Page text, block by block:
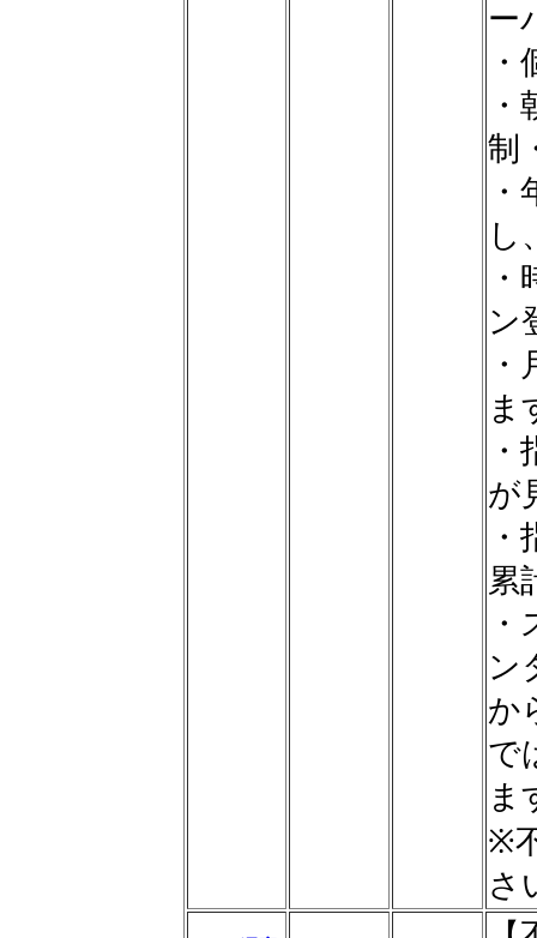
ー
制
し
ン
ま
が
累
ン
か
で
ま
※
さ